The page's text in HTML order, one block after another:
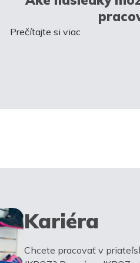
Prečítajte si viac
Kariéra
Chcete pracovať v